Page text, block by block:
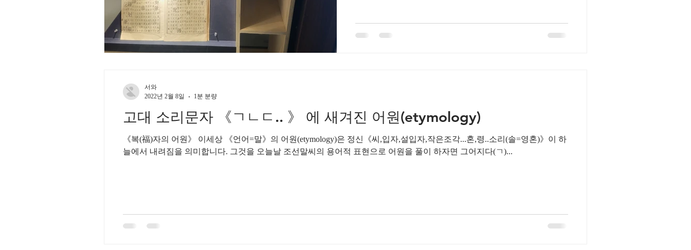
고대 소리문자 《ㄱㄴㄷ.. 》 에 새겨진 어원(etymology)
《복(福)자의 어원》 이세상 《언어=말》의 어원(etymology)은 정신《씨,입자,설입자,작은조각...혼,령..소리(솔=영혼)》이 하
늘에서 내려짐을 의미합니다. 그것을 오늘날 조선말씨의 용어적 표현으로 어원을 풀이 하자면 그어지다(ㄱ)...
서와
2022년 2월 8일
1분 분량